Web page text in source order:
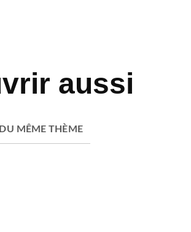
aussi
DU MÊME THÈME